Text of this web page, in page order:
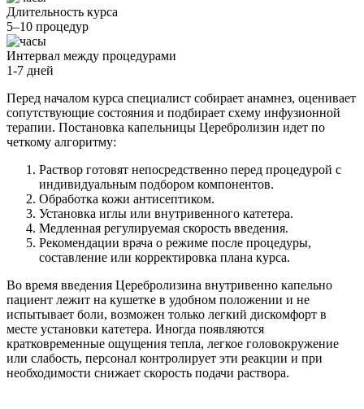
Длительность курса
5–10 процедур
Интервал между процедурами
1-7 дней
Перед началом курса специалист собирает анамнез, оценивает
сопутствующие состояния и подбирает схему инфузионной
терапии. Постановка капельницы Церебролизин идет по
четкому алгоритму:
Раствор готовят непосредственно перед процедурой с
индивидуальным подбором компонентов.
Обработка кожи антисептиком.
Установка иглы или внутривенного катетера.
Медленная регулируемая скорость введения.
Рекомендации врача о режиме после процедуры,
составление или корректировка плана курса.
Во время введения Церебролизина внутривенно капельно
пациент лежит на кушетке в удобном положении и не
испытывает боли, возможен только легкий дискомфорт в
месте установки катетера. Иногда появляются
кратковременные ощущения тепла, легкое головокружение
или слабость, персонал контролирует эти реакции и при
необходимости снижает скорость подачи раствора.